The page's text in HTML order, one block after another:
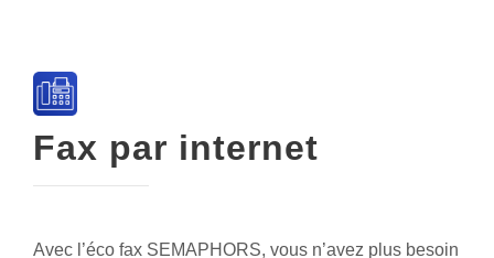
Fax par internet
Avec l’éco fax SEMAPHORS, vous n’avez plus besoin